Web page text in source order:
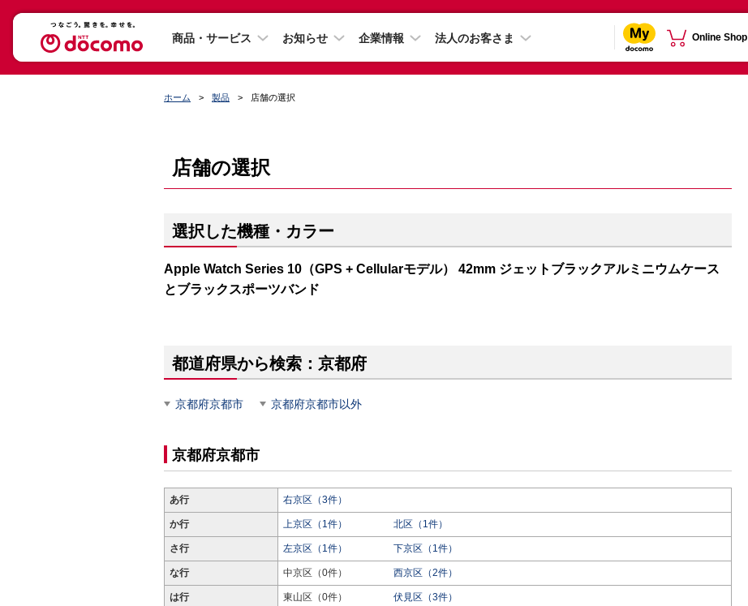
商品・サービス お知らせ 企業情報 法人のお客さま Online Shop
ホーム 製品 店舗の選択
店舗の選択
選択した機種・カラー
Apple Watch Series 10（GPS + Cellularモデル） 42mm ジェットブラックアルミニウムケース
とブラックスポーツバンド
都道府県から検索：京都府
京都府京都市 京都府京都市以外
京都府京都市
あ行 右京区（3件）
か行 上京区（1件） 北区（1件）
さ行 左京区（1件） 下京区（1件）
な行 中京区（0件） 西京区（2件）
は行 東山区（0件） 伏見区（3件）